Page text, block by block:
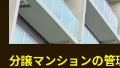
分譲マンションの管